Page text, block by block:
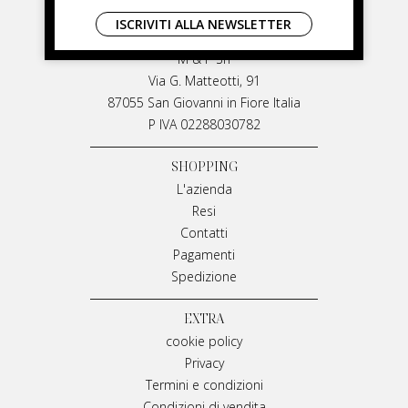
LIVIANA MIRARCHI
M & P Srl
Via G. Matteotti, 91
87055 San Giovanni in Fiore Italia
P IVA 02288030782
SHOPPING
L'azienda
Resi
Contatti
Pagamenti
Spedizione
EXTRA
cookie policy
Privacy
Termini e condizioni
ISCRIVITI ALLA NEWSLETTER